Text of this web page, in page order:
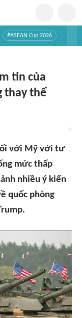
#ASEAN Cup 2026
tin của
thay thế
với Mỹ với tư
mức thấp
nhiều ý kiến
quốc phòng